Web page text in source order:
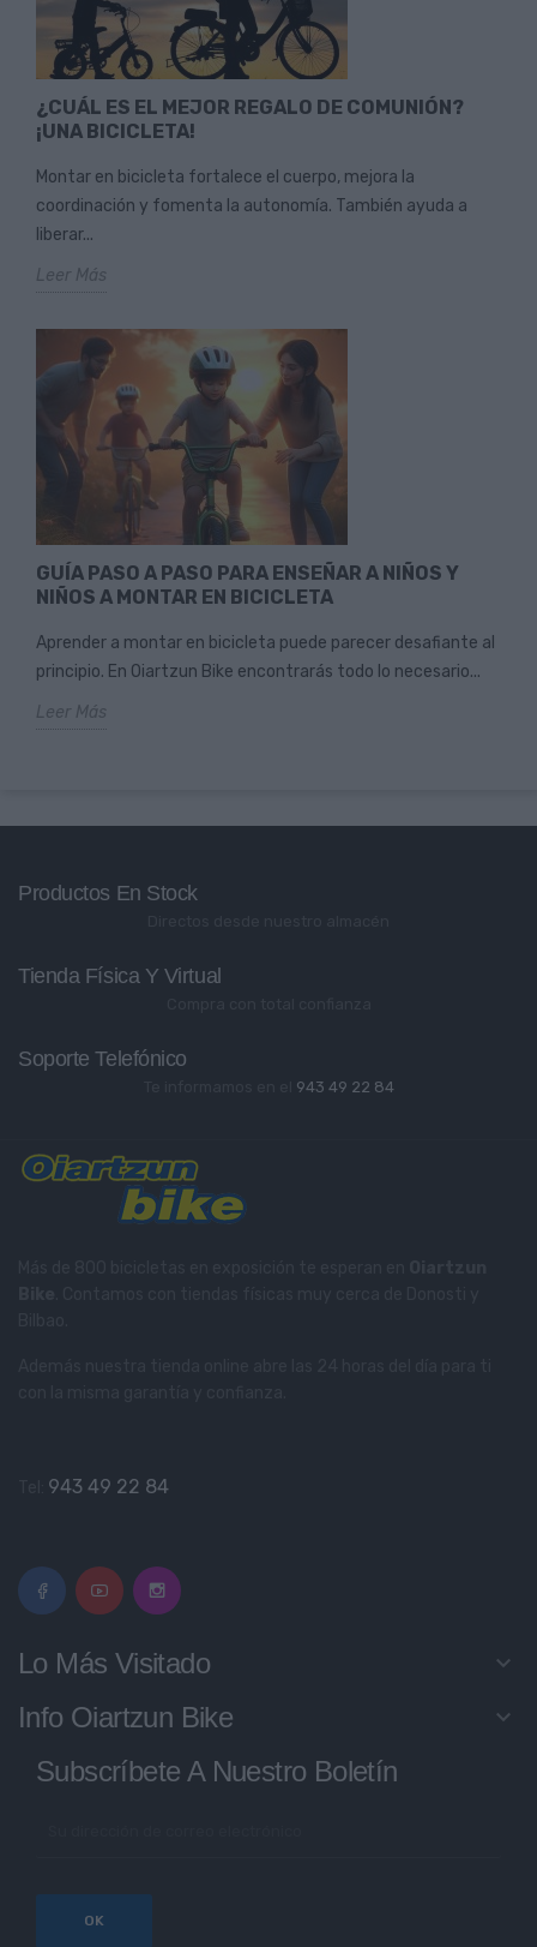
¿CUÁL ES EL MEJOR REGALO DE COMUNIÓN?
¡UNA BICICLETA!
Montar en bicicleta fortalece el cuerpo, mejora la
coordinación y fomenta la autonomía. También ayuda a
liberar...
Leer Más
GUÍA PASO A PASO PARA ENSEÑAR A NIÑOS Y
NIÑOS A MONTAR EN BICICLETA
Aprender a montar en bicicleta puede parecer desafiante al
principio. En Oiartzun Bike encontrarás todo lo necesario...
Leer Más
Productos En Stock
Tienda Física Y Virtual
Soporte Telefónico
943 49 22 84
943 49 22 84
Lo Más Visitado keyboard_arrow_down
Info Oiartzun Bike keyboard_arrow_down
Subscríbete A Nuestro Boletín